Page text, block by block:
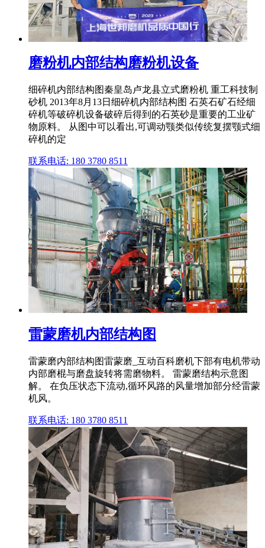
磨粉机内部结构磨粉机设备
细碎机内部结构图秦皇岛卢龙县立式磨粉机 重工科技制
砂机 2013年8月13日细碎机内部结构图 石英石矿石经细
碎机等破碎机设备破碎后得到的石英砂是重要的工业矿
物原料。 从图中可以看出,可调动颚类似传统复摆颚式细
碎机的定
联系电话: 180 3780 8511
雷蒙磨机内部结构图
雷蒙磨内部结构图雷蒙磨_互动百科磨机下部有电机带动
内部磨棍与磨盘旋转将需磨物料。 雷蒙磨结构示意图
解。 在负压状态下流动,循环风路的风量增加部分经雷蒙
机风。
联系电话: 180 3780 8511